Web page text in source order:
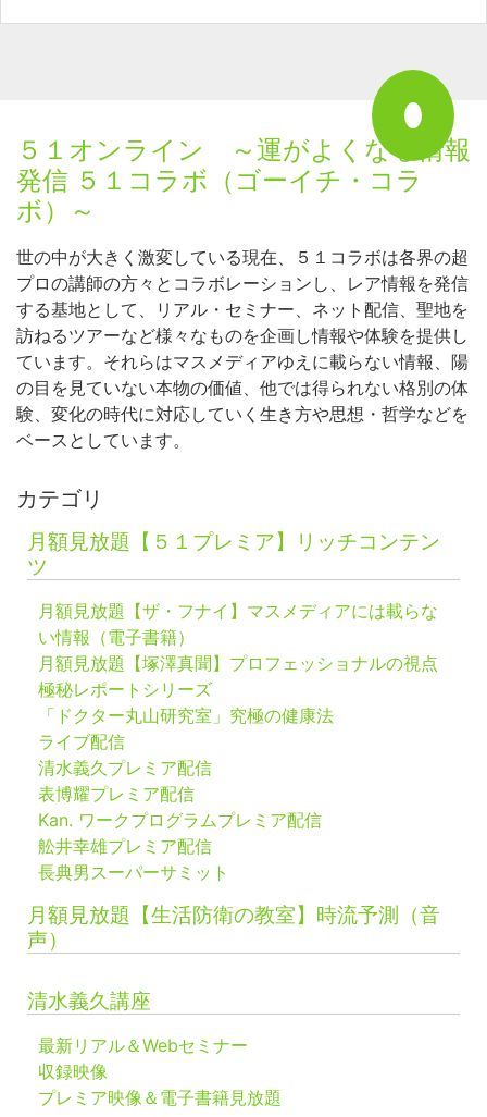
５１オンライン ～運がよくなる情報
発信 ５１コラボ（ゴーイチ・コラ
ボ）～
世の中が大きく激変している現在、５１コラボは各界の超
プロの講師の方々とコラボレーションし、レア情報を発信
する基地として、リアル・セミナー、ネット配信、聖地を
訪ねるツアーなど様々なものを企画し情報や体験を提供し
ています。それらはマスメディアゆえに載らない情報、陽
の目を見ていない本物の価値、他では得られない格別の体
験、変化の時代に対応していく生き方や思想・哲学などを
ベースとしています。
カテゴリ
月額見放題【５１プレミア】リッチコンテン
ツ
月額見放題【ザ・フナイ】マスメディアには載らな
い情報（電子書籍）
月額見放題【塚澤真聞】プロフェッショナルの視点
極秘レポートシリーズ
「ドクター丸山研究室」究極の健康法
ライブ配信
清水義久プレミア配信
表博耀プレミア配信
Kan. ワークプログラムプレミア配信
舩井幸雄プレミア配信
長典男スーパーサミット
月額見放題【生活防衛の教室】時流予測（音
声）
清水義久講座
最新リアル＆Webセミナー
収録映像
プレミア映像＆電子書籍見放題